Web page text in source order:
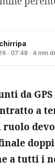
· 07:48 · 4 min
da
a
a tutti i